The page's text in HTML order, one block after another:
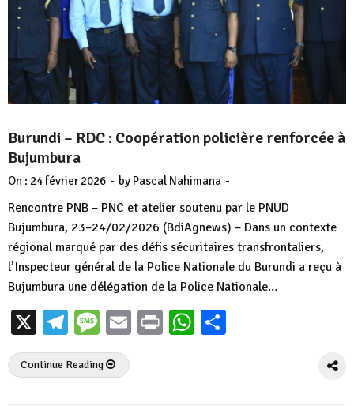
Burundi – RDC : Coopération policière renforcée à
Bujumbura
On : 24 février 2026 - by Pascal Nahimana -
Rencontre PNB – PNC et atelier soutenu par le PNUD
Bujumbura, 23–24/02/2026 (BdiAgnews) – Dans un contexte
régional marqué par des défis sécuritaires transfrontaliers,
l’Inspecteur général de la Police Nationale du Burundi a reçu à
Bujumbura une délégation de la Police Nationale…
X Telegram
Message
EmailPrintWhatsApp
Continue Reading